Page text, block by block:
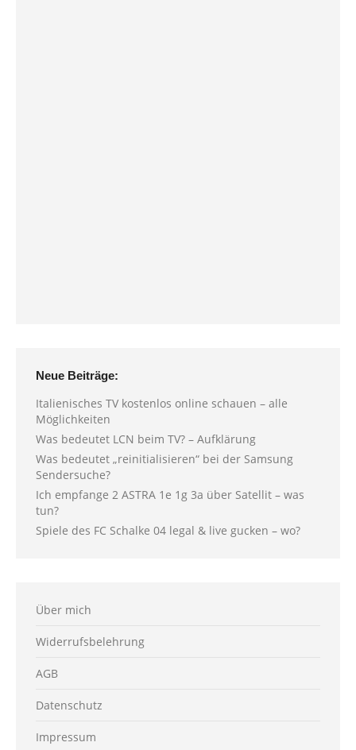
Neue Beiträge:
Italienisches TV kostenlos online schauen – alle
Möglichkeiten
Was bedeutet LCN beim TV? – Aufklärung
Was bedeutet „reinitialisieren“ bei der Samsung
Sendersuche?
Ich empfange 2 ASTRA 1e 1g 3a über Satellit – was
tun?
Spiele des FC Schalke 04 legal & live gucken – wo?
Über mich
Widerrufsbelehrung
AGB
Datenschutz
Impressum